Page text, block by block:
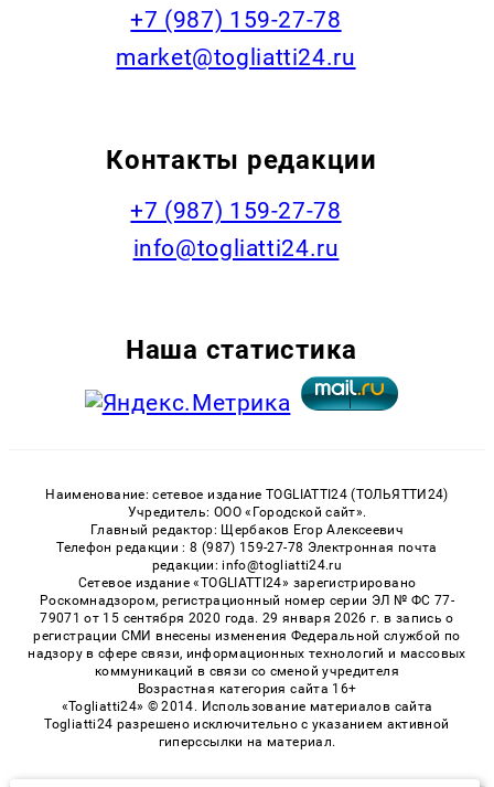
+7 (987) 159-27-78
market@togliatti24.ru
Контакты редакции
+7 (987) 159-27-78
info@togliatti24.ru
Наша статистика
Наименование: сетевое издание TOGLIATTI24 (ТОЛЬЯТТИ24)
Учредитель: ООО «Городской сайт».
Главный редактор: Щербаков Егор Алексеевич
Телефон редакции : 8 (987) 159-27-78 Электронная почта
редакции: info@togliatti24.ru
Сетевое издание «TOGLIATTI24» зарегистрировано
Роскомнадзором, регистрационный номер серии ЭЛ № ФС 77-
79071 от 15 сентября 2020 года. 29 января 2026 г. в запись о
регистрации СМИ внесены изменения Федеральной службой по
надзору в сфере связи, информационных технологий и массовых
коммуникаций в связи со сменой учредителя
Возрастная категория сайта 16+
«Togliatti24» © 2014. Использование материалов сайта
Togliatti24 разрешено исключительно с указанием активной
гиперссылки на материал.